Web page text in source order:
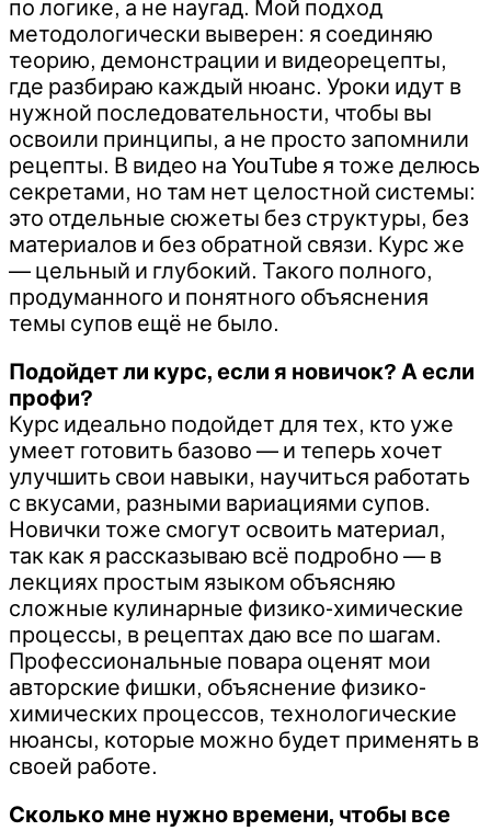
по логике, а не наугад. Мой подход
методологически выверен: я соединяю
теорию, демонстрации и видеорецепты,
где разбираю каждый нюанс. Уроки идут в
нужной последовательности, чтобы вы
освоили принципы, а не просто запомнили
рецепты. В видео на YouTube я тоже делюсь
секретами, но там нет целостной системы:
это отдельные сюжеты без структуры, без
материалов и без обратной связи. Курс же
— цельный и глубокий. Такого полного,
продуманного и понятного объяснения
темы супов ещё не было.
Подойдет ли курс, если я новичок? А если
профи?
Курс идеально подойдет для тех, кто уже
умеет готовить базово — и теперь хочет
улучшить свои навыки, научиться работать
с вкусами, разными вариациями супов.
Новички тоже смогут освоить материал,
так как я рассказываю всё подробно — в
лекциях простым языком объясняю
сложные кулинарные физико-химические
процессы, в рецептах даю все по шагам.
Профессиональные повара оценят мои
авторские фишки, объяснение физико-
химических процессов, технологические
нюансы, которые можно будет применять в
своей работе.
Сколько мне нужно времени, чтобы все